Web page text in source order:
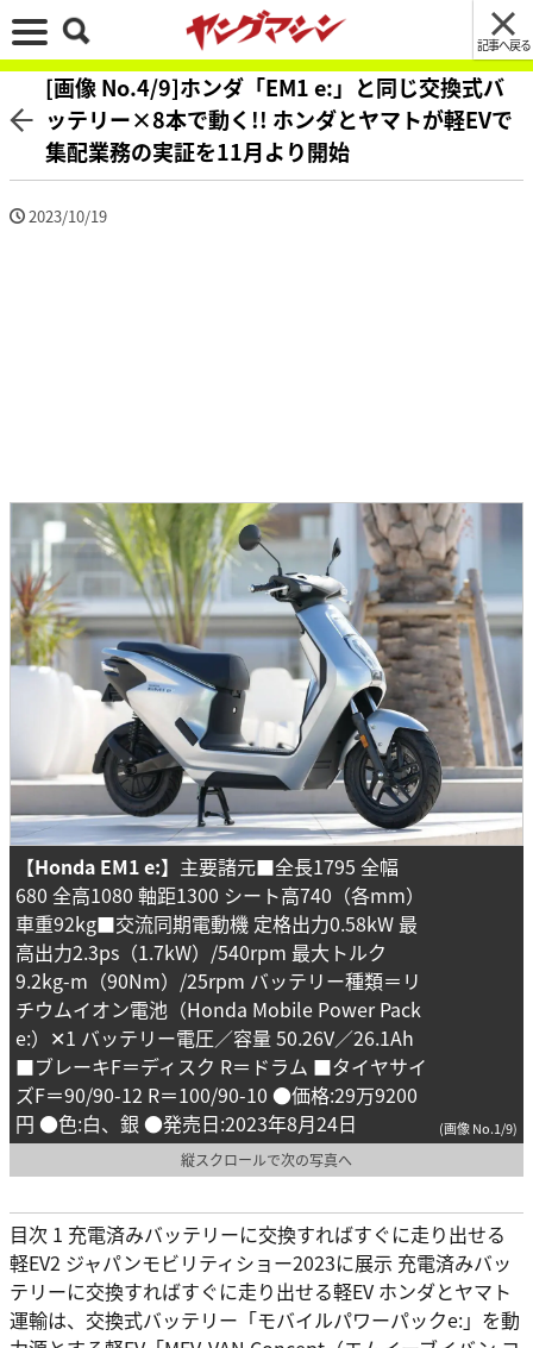
記事へ戻る
[画像 No.4/9]ホンダ「EM1 e:」と同じ交換式バ
ッテリー×8本で動く!! ホンダとヤマトが軽EVで
集配業務の実証を11月より開始
2023/10/19
【Honda EM1 e:】 主要諸元■全長1795 全幅
680 全高1080 軸距1300 シート高740（各mm）
車重92kg■交流同期電動機 定格出力0.58kW 最
高出力2.3ps（1.7kW）/540rpm 最大トルク
9.2kg-m（90Nm）/25rpm バッテリー種類＝リ
チウムイオン電池（Honda Mobile Power Pack
e:）✕1 バッテリー電圧／容量 50.26V／26.1Ah
■ブレーキF＝ディスク R＝ドラム ■タイヤサイ
ズF＝90/90-12 R＝100/90-10 ●価格:29万9200
円 ●色:白、銀 ●発売日:2023年8月24日
(画像 No.1/9)
縦スクロールで次の写真へ
目次 1 充電済みバッテリーに交換すればすぐに走り出せる
軽EV2 ジャパンモビリティショー2023に展示 充電済みバッ
テリーに交換すればすぐに走り出せる軽EV ホンダとヤマト
運輸は、交換式バッテリー「モバイルパワーパックe:」を動